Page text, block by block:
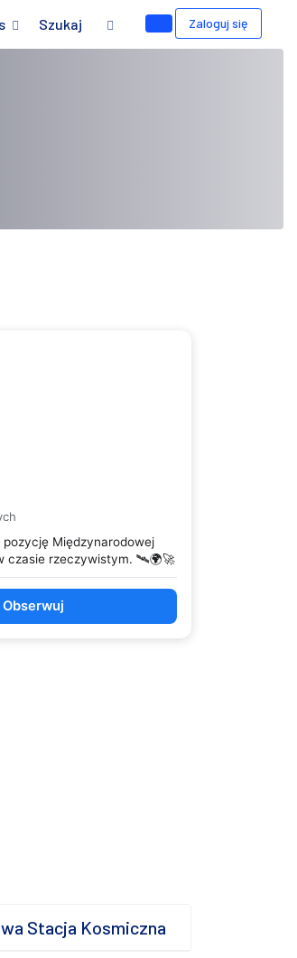
Szukaj Zaloguj się
pozycję Międzynarodowej
czasie rzeczywistym. 🛰️🌍🚀
Obserwuj
Stacja Kosmiczna